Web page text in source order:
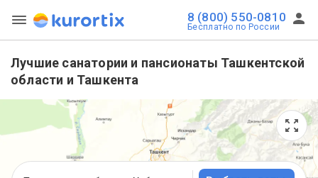
8 (800) 550-0810
Бесплатно по России
Лучшие санатории и пансионаты Ташкентской
области и Ташкента